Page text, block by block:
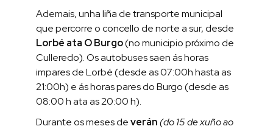
Ademais, unha liña de transporte municipal
que percorre o concello de norte a sur, desde
Lorbé ata O Burgo(no municipio próximo de
Culleredo). Os autobuses saen ás horas
impares de Lorbé (desde as 07:00h hasta as
21:00h) e ás horas pares do Burgo (desde as
08:00 h ata as 20:00 h).
Durante os meses deverán(do 15 de xuño ao